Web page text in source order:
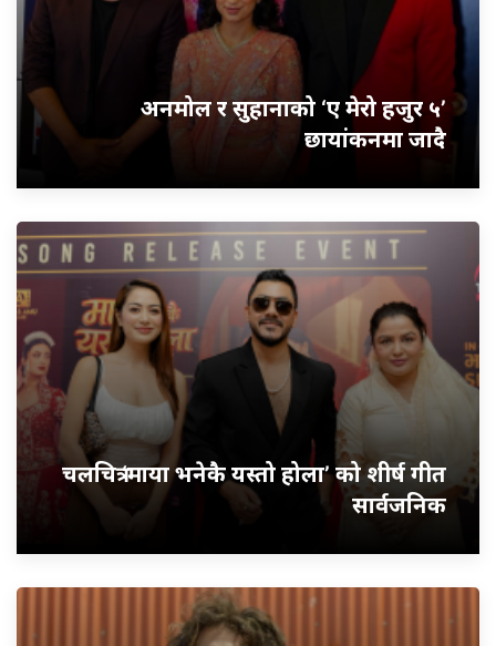
अनमोल र सुहानाको ‘ए मेरो हजुर ५’
छायांकनमा जादै
चलचित्र ‘माया भनेकै यस्तो होला’ को शीर्ष गीत
सार्वजनिक